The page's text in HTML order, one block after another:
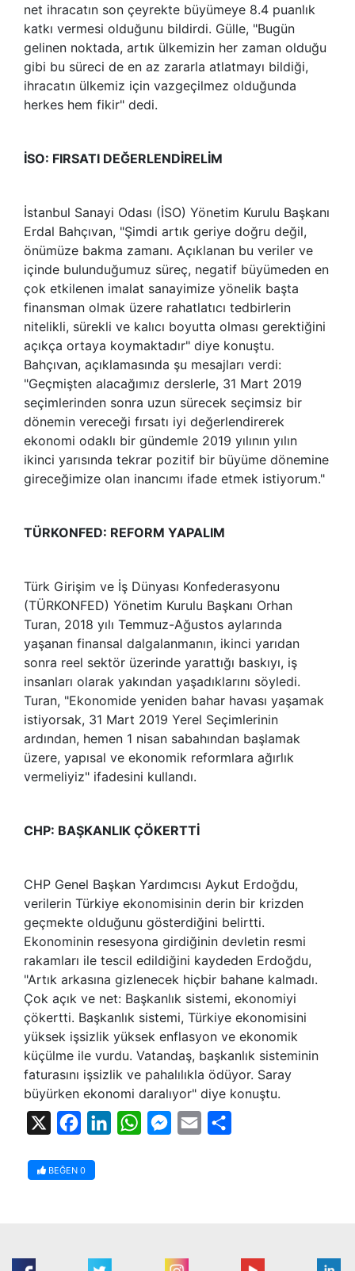
net ihracatın son çeyrekte büyümeye 8.4 puanlık
katkı vermesi olduğunu bildirdi. Gülle, "Bugün
gelinen noktada, artık ülkemizin her zaman olduğu
gibi bu süreci de en az zararla atlatmayı bildiği,
ihracatın ülkemiz için vazgeçilmez olduğunda
herkes hem fikir" dedi.
İSO: FIRSATI DEĞERLENDİRELİM
İstanbul Sanayi Odası (İSO) Yönetim Kurulu Başkanı
Erdal Bahçıvan, "Şimdi artık geriye doğru değil,
önümüze bakma zamanı. Açıklanan bu veriler ve
içinde bulunduğumuz süreç, negatif büyümeden en
çok etkilenen imalat sanayimize yönelik başta
finansman olmak üzere rahatlatıcı tedbirlerin
nitelikli, sürekli ve kalıcı boyutta olması gerektiğini
açıkça ortaya koymaktadır" diye konuştu.
Bahçıvan, açıklamasında şu mesajları verdi:
"Geçmişten alacağımız derslerle, 31 Mart 2019
seçimlerinden sonra uzun sürecek seçimsiz bir
dönemin vereceği fırsatı iyi değerlendirerek
ekonomi odaklı bir gündemle 2019 yılının yılın
ikinci yarısında tekrar pozitif bir büyüme dönemine
gireceğimize olan inancımı ifade etmek istiyorum."
TÜRKONFED: REFORM YAPALIM
Türk Girişim ve İş Dünyası Konfederasyonu
(TÜRKONFED) Yönetim Kurulu Başkanı Orhan
Turan, 2018 yılı Temmuz-Ağustos aylarında
yaşanan finansal dalgalanmanın, ikinci yarıdan
sonra reel sektör üzerinde yarattığı baskıyı, iş
insanları olarak yakından yaşadıklarını söyledi.
Turan, "Ekonomide yeniden bahar havası yaşamak
istiyorsak, 31 Mart 2019 Yerel Seçimlerinin
ardından, hemen 1 nisan sabahından başlamak
üzere, yapısal ve ekonomik reformlara ağırlık
vermeliyiz" ifadesini kullandı.
CHP: BAŞKANLIK ÇÖKERTTİ
CHP Genel Başkan Yardımcısı Aykut Erdoğdu,
verilerin Türkiye ekonomisinin derin bir krizden
geçmekte olduğunu gösterdiğini belirtti.
Ekonominin resesyona girdiğinin devletin resmi
rakamları ile tescil edildiğini kaydeden Erdoğdu,
"Artık arkasına gizlenecek hiçbir bahane kalmadı.
Çok açık ve net: Başkanlık sistemi, ekonomiyi
çökertti. Başkanlık sistemi, Türkiye ekonomisini
yüksek işsizlik yüksek enflasyon ve ekonomik
küçülme ile vurdu. Vatandaş, başkanlık sisteminin
faturasını işsizlik ve pahalılıkla ödüyor. Saray
büyürken ekonomi daralıyor" diye konuştu.
FacebookLinkedInWhatsAppMessenger
Email
BEĞEN 0